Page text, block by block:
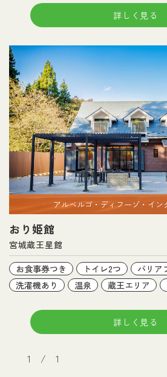
詳しく見る
アルベルゴ・ディフーゾ・イン
おり姫館
宮城蔵王星館
お食事券つき
トイレ2つ バリア
洗濯機あり
温泉 蔵王エリア
詳しく見る
1 / 1